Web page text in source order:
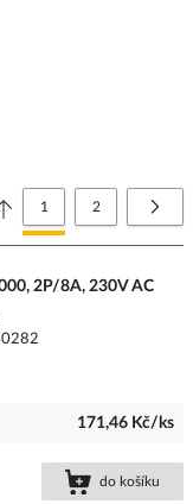
Stránka
Právě si prohlížíte
1 Stránka
2
2P/8A, 230V AC
171,46 Kč/ks
do košíku